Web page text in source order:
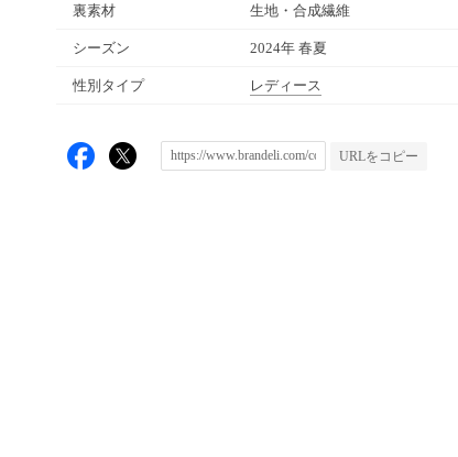
裏素材 生地・合成繊維
シーズン 2024年 春夏
性別タイプ レディース
URLをコピー